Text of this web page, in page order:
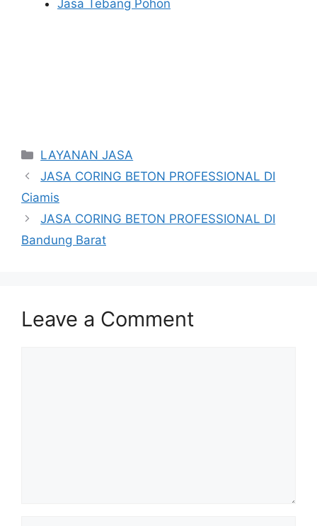
Jasa Tebang Pohon
Categories
LAYANAN JASA
JASA CORING BETON PROFESSIONAL DI
Ciamis
JASA CORING BETON PROFESSIONAL DI
Bandung Barat
Leave a Comment